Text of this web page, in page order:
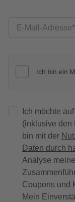
E-Mail-Adresse
Ich möchte
(inklusive den
bin mit der
Daten durch
Analyse
Coupons und
Mein